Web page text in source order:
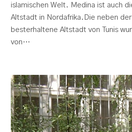
islamischen Welt. Medina ist auch
Altstadt in Nordafrika.Die neben der
besterhaltene Altstadt von Tunis
von…